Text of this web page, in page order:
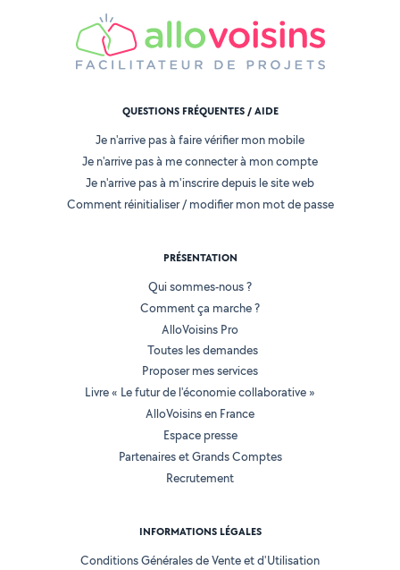
QUESTIONS FRÉQUENTES / AIDE
Je n'arrive pas à faire vérifier mon mobile
Je n'arrive pas à me connecter à mon compte
Je n'arrive pas à m'inscrire depuis le site web
Comment réinitialiser / modifier mon mot de passe
PRÉSENTATION
Qui sommes-nous ?
Comment ça marche ?
AlloVoisins Pro
Toutes les demandes
Proposer mes services
Livre « Le futur de l'économie collaborative »
AlloVoisins en France
Espace presse
Partenaires et Grands Comptes
Recrutement
INFORMATIONS LÉGALES
Conditions Générales de Vente et d'Utilisation